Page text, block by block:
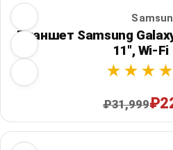
Планшет Samsung
11", Wi‑Fi
₽31,999